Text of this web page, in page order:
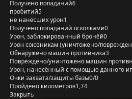
Получено попаданий6
пробитий5
не нанёсших урон1
Получено попаданий осколками0
Урон, заблокированный бронёй0
Урон союзникам (уничтожено/
Обнаружено машин противника3
Повреждено/уничтожено машин
Урон, нанесённый с помощью данного
Очки захвата/защиты базы0/0
Пройдено километров1,74
Закрыть